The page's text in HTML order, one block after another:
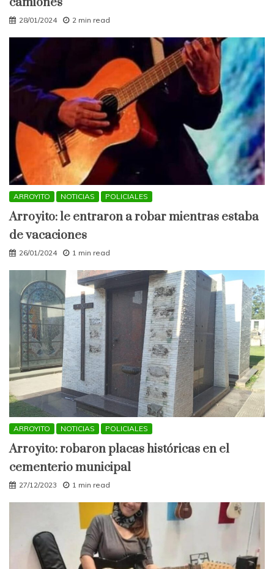
28/01/2024 2 min read
ARROYITO NOTICIAS POLICIALES
Arroyito: le entraron a robar mientras estaba
de vacaciones
26/01/2024 1 min read
ARROYITO NOTICIAS POLICIALES
Arroyito: robaron placas históricas en el
cementerio municipal
27/12/2023 1 min read